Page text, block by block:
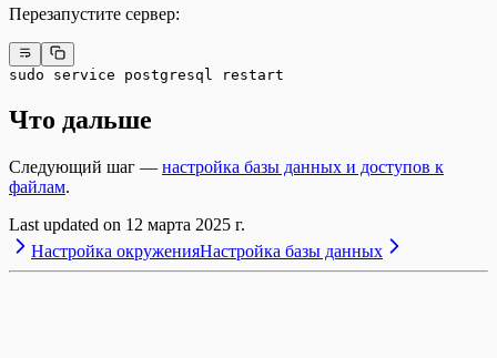
Перезапустите сервер:
sudo service postgresql restart
Что дальше
Следующий шаг — настройка базы данных и доступов к
файлам.
Last updated on 12 марта 2025 г.
Настройка окруженияНастройка базы данных